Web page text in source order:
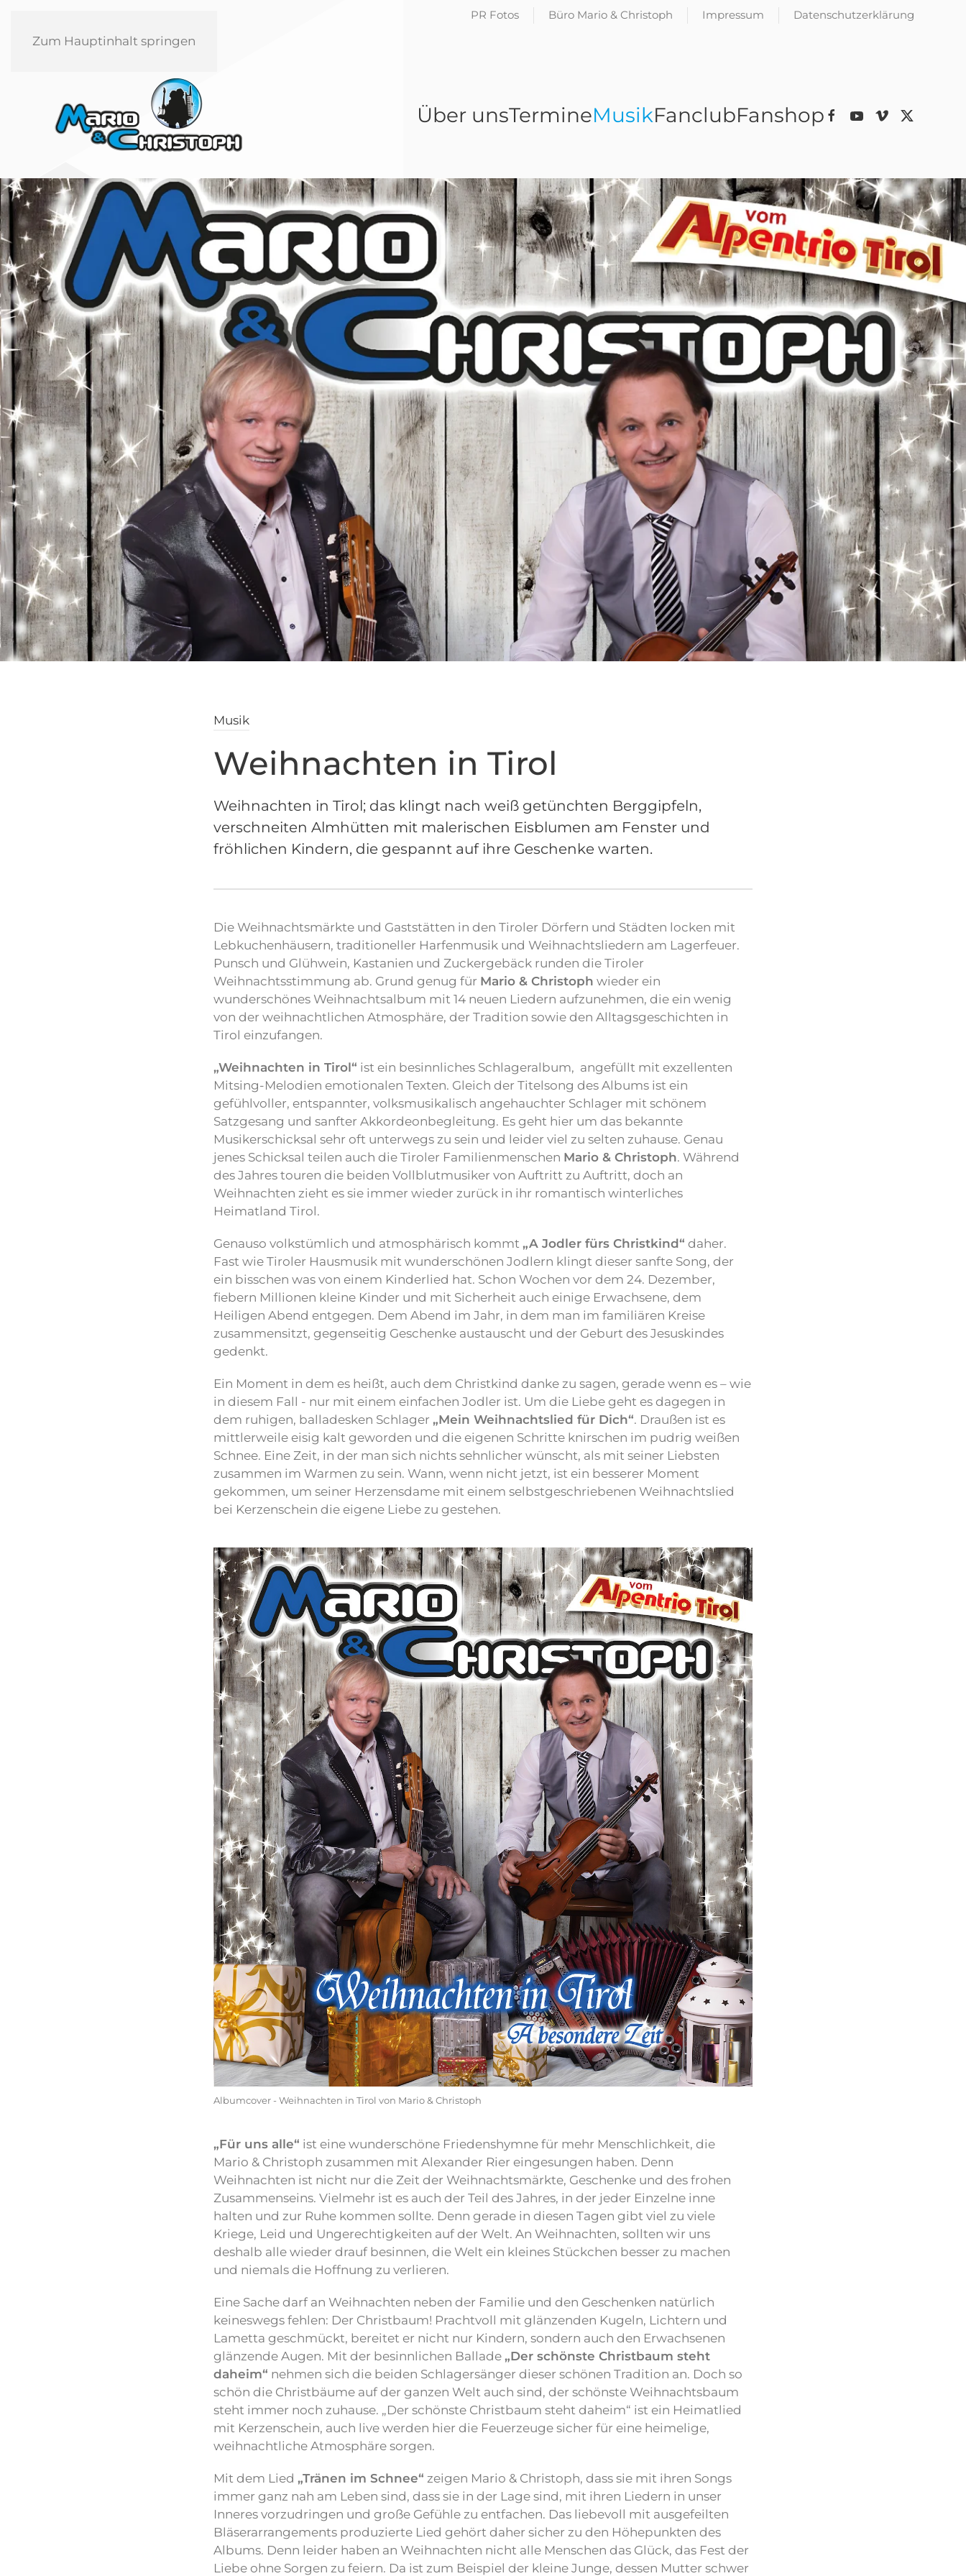
Zum Hauptinhalt springen
PR Fotos Büro Mario & Christoph Impressum Datenschutzerklärung
Über unsTermineMusikFanclubFanshop
Musik
Weihnachten in Tirol
Weihnachten in Tirol; das klingt nach weiß getünchten Berggipfeln,
verschneiten Almhütten mit malerischen Eisblumen am Fenster und
fröhlichen Kindern, die gespannt auf ihre Geschenke warten.
Die Weihnachtsmärkte und Gaststätten in den Tiroler Dörfern und Städten locken mit
Lebkuchenhäusern, traditioneller Harfenmusik und Weihnachtsliedern am Lagerfeuer.
Punsch und Glühwein, Kastanien und Zuckergebäck runden die Tiroler
Weihnachtsstimmung ab. Grund genug für Mario & Christoph wieder ein
wunderschönes Weihnachtsalbum mit 14 neuen Liedern aufzunehmen, die ein wenig
von der weihnachtlichen Atmosphäre, der Tradition sowie den Alltagsgeschichten in
Tirol einzufangen.
„Weihnachten in Tirol“ ist ein besinnliches Schlageralbum, angefüllt mit exzellenten
Mitsing-Melodien emotionalen Texten. Gleich der Titelsong des Albums ist ein
gefühlvoller, entspannter, volksmusikalisch angehauchter Schlager mit schönem
Satzgesang und sanfter Akkordeonbegleitung. Es geht hier um das bekannte
Musikerschicksal sehr oft unterwegs zu sein und leider viel zu selten zuhause. Genau
jenes Schicksal teilen auch die Tiroler Familienmenschen Mario & Christoph. Während
des Jahres touren die beiden Vollblutmusiker von Auftritt zu Auftritt, doch an
Weihnachten zieht es sie immer wieder zurück in ihr romantisch winterliches
Heimatland Tirol.
Genauso volkstümlich und atmosphärisch kommt „A Jodler fürs Christkind“ daher.
Fast wie Tiroler Hausmusik mit wunderschönen Jodlern klingt dieser sanfte Song, der
ein bisschen was von einem Kinderlied hat. Schon Wochen vor dem 24. Dezember,
fiebern Millionen kleine Kinder und mit Sicherheit auch einige Erwachsene, dem
Heiligen Abend entgegen. Dem Abend im Jahr, in dem man im familiären Kreise
zusammensitzt, gegenseitig Geschenke austauscht und der Geburt des Jesuskindes
gedenkt.
Ein Moment in dem es heißt, auch dem Christkind danke zu sagen, gerade wenn es – wie
in diesem Fall - nur mit einem einfachen Jodler ist. Um die Liebe geht es dagegen in
dem ruhigen, balladesken Schlager „Mein Weihnachtslied für Dich“. Draußen ist es
mittlerweile eisig kalt geworden und die eigenen Schritte knirschen im pudrig weißen
Schnee. Eine Zeit, in der man sich nichts sehnlicher wünscht, als mit seiner Liebsten
zusammen im Warmen zu sein. Wann, wenn nicht jetzt, ist ein besserer Moment
gekommen, um seiner Herzensdame mit einem selbstgeschriebenen Weihnachtslied
bei Kerzenschein die eigene Liebe zu gestehen.
Albumcover - Weihnachten in Tirol von Mario & Christoph
„Für uns alle“ ist eine wunderschöne Friedenshymne für mehr Menschlichkeit, die
Mario & Christoph zusammen mit Alexander Rier eingesungen haben. Denn
Weihnachten ist nicht nur die Zeit der Weihnachtsmärkte, Geschenke und des frohen
Zusammenseins. Vielmehr ist es auch der Teil des Jahres, in der jeder Einzelne inne
halten und zur Ruhe kommen sollte. Denn gerade in diesen Tagen gibt viel zu viele
Kriege, Leid und Ungerechtigkeiten auf der Welt. An Weihnachten, sollten wir uns
deshalb alle wieder drauf besinnen, die Welt ein kleines Stückchen besser zu machen
und niemals die Hoffnung zu verlieren.
Eine Sache darf an Weihnachten neben der Familie und den Geschenken natürlich
keineswegs fehlen: Der Christbaum! Prachtvoll mit glänzenden Kugeln, Lichtern und
Lametta geschmückt, bereitet er nicht nur Kindern, sondern auch den Erwachsenen
glänzende Augen. Mit der besinnlichen Ballade „Der schönste Christbaum steht
daheim“ nehmen sich die beiden Schlagersänger dieser schönen Tradition an. Doch so
schön die Christbäume auf der ganzen Welt auch sind, der schönste Weihnachtsbaum
steht immer noch zuhause. „Der schönste Christbaum steht daheim“ ist ein Heimatlied
mit Kerzenschein, auch live werden hier die Feuerzeuge sicher für eine heimelige,
weihnachtliche Atmosphäre sorgen.
Mit dem Lied „Tränen im Schnee“ zeigen Mario & Christoph, dass sie mit ihren Songs
immer ganz nah am Leben sind, dass sie in der Lage sind, mit ihren Liedern in unser
Inneres vorzudringen und große Gefühle zu entfachen. Das liebevoll mit ausgefeilten
Bläserarrangements produzierte Lied gehört daher sicher zu den Höhepunkten des
Albums. Denn leider haben an Weihnachten nicht alle Menschen das Glück, das Fest der
Liebe ohne Sorgen zu feiern. Da ist zum Beispiel der kleine Junge, dessen Mutter schwer